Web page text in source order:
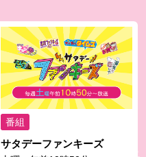
番組
サタデーファンキーズ